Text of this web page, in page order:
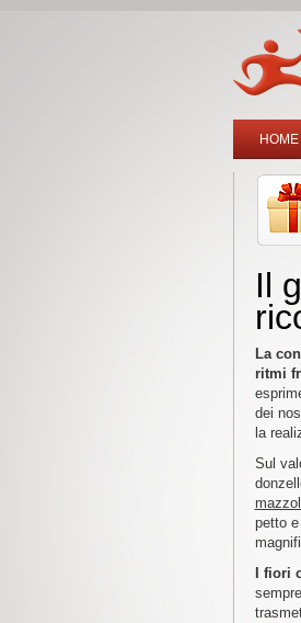
HOME
Il
La
ritmi
dei
la
Sul
petto
I fiori